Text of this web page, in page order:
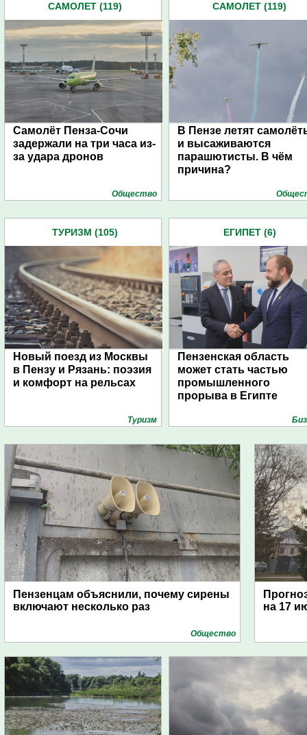
САМОЛЕТ (119)
Самолёт Пенза-Сочи
задержали на три часа из-
за удара дронов
Общество
САМОЛЕТ (119)
В Пензе летят
и высаживаются
парашютисты. В чём
причина?
ТУРИЗМ (105)
Новый поезд из Москвы
в Пензу и Рязань: поэзия
и комфорт на рельсах
Туризм
ЕГИПЕТ (6)
Пензенская область
может стать частью
промышленного
прорыва в Египте
Пензенцам объяснили, почему сирены
включают несколько раз
Общество
на 17